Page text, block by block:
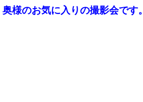
奥様のお気に入りの撮影会です。